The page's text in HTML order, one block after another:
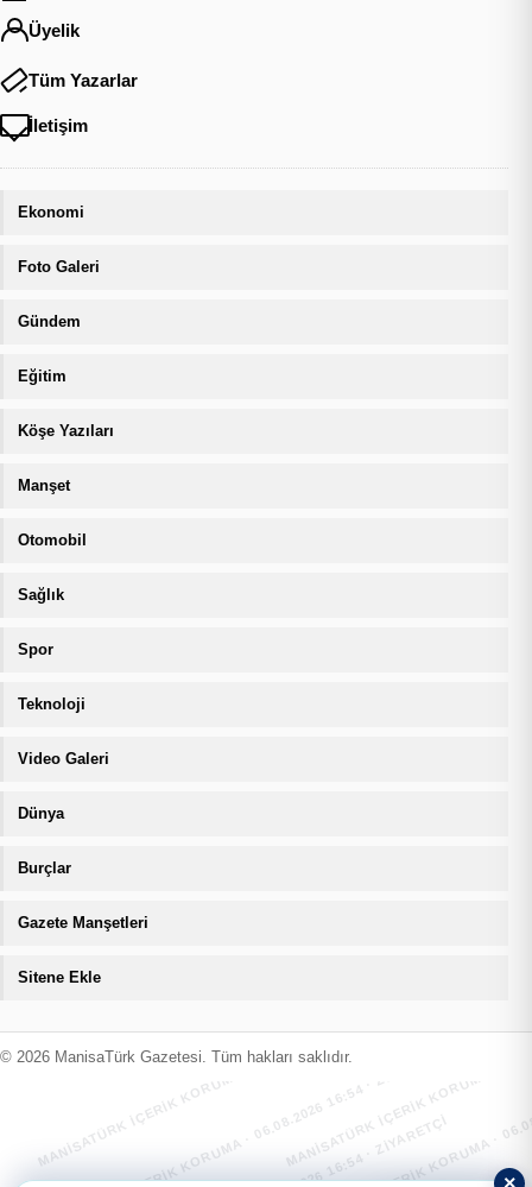
Üyelik
Tüm Yazarlar
İletişim
Ekonomi
Foto Galeri
Gündem
Eğitim
Köşe Yazıları
Manşet
Otomobil
Sağlık
Spor
Teknoloji
Video Galeri
Dünya
Burçlar
Gazete Manşetleri
Sitene Ekle
© 2026 ManisaTürk Gazetesi. Tüm hakları saklıdır.
MANİSATÜRK İÇERİK KORUMA · 06.08.2026 16:54 · ZIYARETÇI
MANİSATÜRK İÇERİK KORUMA
MANİSATÜRK İÇERİK KORUMA · 06.08.2026 16:54 · ZIYARETÇI
MANİSATÜRK İÇERİK KORUMA